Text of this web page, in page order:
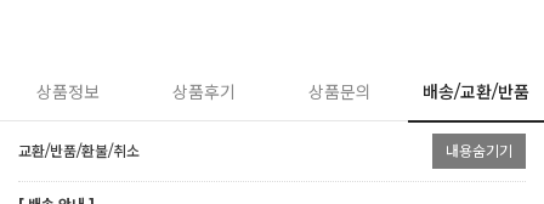
상품정보 상품후기 상품문의 배송/교환/반품
교환/반품/환불/취소 내용숨기기